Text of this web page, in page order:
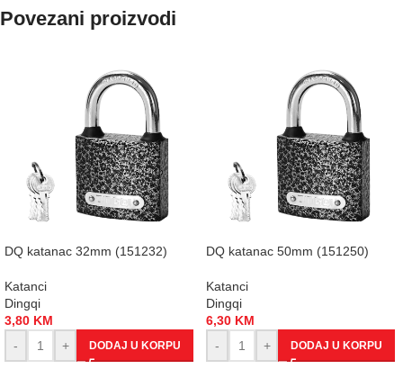
Povezani proizvodi
DQ katanac 32mm (151232)
Katanci
Dingqi
3,80 KM
-
+ DODAJ U KORPU
DQ katanac 50mm (151250)
Katanci
Dingqi
6,30 KM
-
+ DODAJ U KORPU